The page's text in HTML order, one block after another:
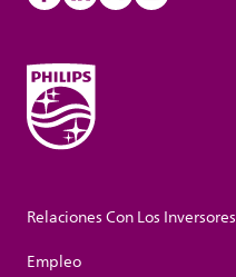
Relaciones Con Los Inversores
Empleo